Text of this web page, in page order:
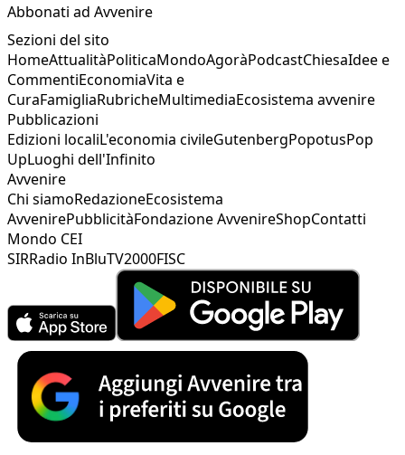
Abbonati ad Avvenire
Sezioni del sito
HomeAttualitàPoliticaMondoAgoràPodcastChiesaIdee e
CommentiEconomiaVita e
CuraFamigliaRubricheMultimediaEcosistema avvenire
Pubblicazioni
Edizioni localiL'economia civileGutenbergPopotusPop
UpLuoghi dell'Infinito
Avvenire
Chi siamoRedazioneEcosistema
AvvenirePubblicitàFondazione AvvenireShopContatti
Mondo CEI
SIRRadio InBluTV2000FISC